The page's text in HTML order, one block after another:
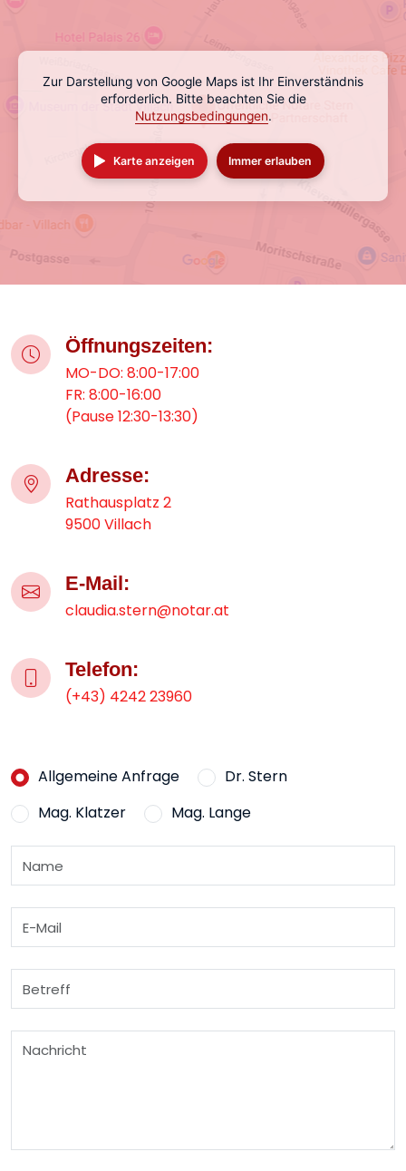
Zur Darstellung von Google Maps ist Ihr Einverständnis
erforderlich. Bitte beachten Sie die
Nutzungsbedingungen.
Karte anzeigen Immer erlauben
Öffnungszeiten:
MO-DO: 8:00-17:00
FR: 8:00-16:00
(Pause 12:30-13:30)
Adresse:
Rathausplatz 2
9500 Villach
E-Mail:
claudia.stern@notar.at
Telefon:
(+43) 4242 23960
Allgemeine Anfrage
Dr. Stern
Mag. Klatzer
Mag. Lange